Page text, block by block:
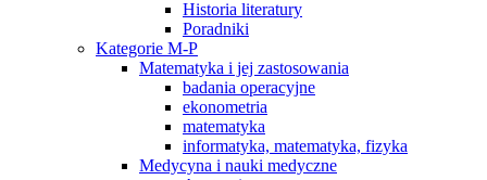
Historia literatury
Poradniki
Kategorie M-P
Matematyka i jej zastosowania
badania operacyjne
ekonometria
matematyka
informatyka, matematyka, fizyka
Medycyna i nauki medyczne